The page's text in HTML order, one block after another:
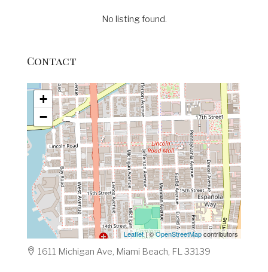
No listing found.
Contact
+
−
Leaflet| ©OpenStreetMapcontributors
1611 Michigan Ave, Miami Beach, FL 33139